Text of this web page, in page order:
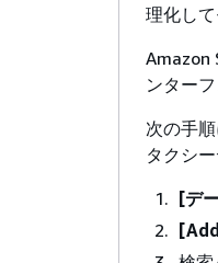
理化し
Amazon
ンター
次の手
タクシ
[デ